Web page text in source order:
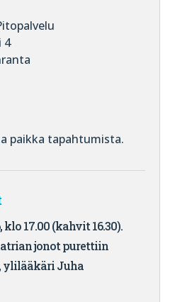
4
paikka tapahtumista.
klo 17.00 (kahvit 16.30).
jonot purettiin
ylilääkäri Juha